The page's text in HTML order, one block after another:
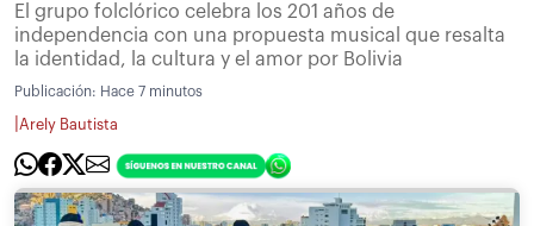
El grupo folclórico celebra los 201 años de
independencia con una propuesta musical que resalta
la identidad, la cultura y el amor por Bolivia
Publicación: Hace 7 minutos
Arely Bautista